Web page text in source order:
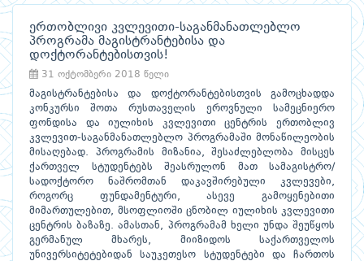
ერთობლივი კვლევითი-საგანმანათლებლო
პროგრამა მაგისტრანტებისა და
დოქტორანტებისთვის!
31 ოქტომბერი 2018 წელი
მაგისტრანტებისა და დოქტორანტებისთვის გამოცხადდა
კონკურსი შოთა რუსთაველის ეროვნული სამეცნიერო
ფონდისა და იულიხის კვლევითი ცენტრის ერთობლივ
კვლევით-საგანმანათლებლო პროგრამაში მონაწილეობის
მისაღებად. პროგრამის მიზანია, შესაძლებლობა მისცეს
ქართველ სტუდენტებს შეასრულონ მათ სამაგისტრო/
სადოქტორო ნაშრომთან დაკავშირებული კვლევები,
როგორც ფუნდამენტური, ასევე გამოყენებითი
მიმართულებით, მსოფლიოში ცნობილ იულიხის კვლევითი
ცენტრის ბაზაზე. ამასთან, პროგრამამ ხელი უნდა შეუწყოს
გერმანულ მხარეს, მიიზიდოს საქართველოს
უნივერსიტეტებიდან საუკეთესო სტუდენტები და ჩართოს